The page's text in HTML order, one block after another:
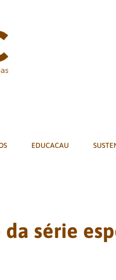
EDUCACAU
série